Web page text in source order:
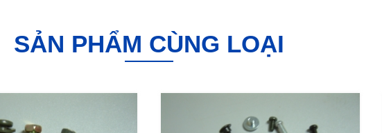
SẢN PHẨM CÙNG LOẠI